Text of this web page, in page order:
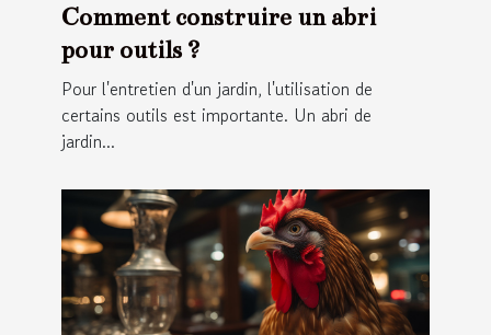
Comment construire un abri
pour outils ?
Pour l'entretien d'un jardin, l'utilisation de
certains outils est importante. Un abri de
jardin...